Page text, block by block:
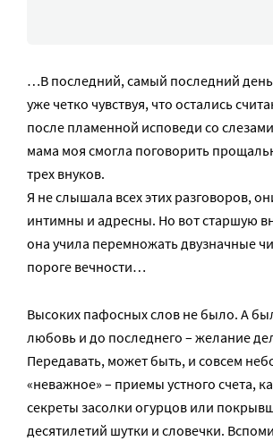
…В последний, самый последний
уже четко чувствуя, что остались
после пламенной исповеди со
мама моя смогла поговорить
трех внуков.
Я не слышала всех этих разговоров,
интимны и адресны. Но вот старшую
она учила перемножать двузначные
пороге вечности…
Высоких пафосных слов не было. А
любовь и до последнего – желание
Передавать, может быть, и совсем
«неважное» – приемы устного счета,
секреты засолки огурцов или
десятилетий шутки и словечки.